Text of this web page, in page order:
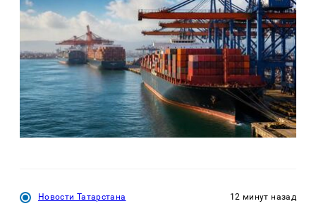
Новости Татарстана 12 минут назад